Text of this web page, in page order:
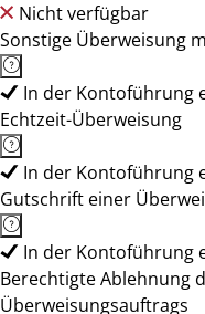
Nicht verfügbar
Sonstige Überweisung
In der Kontoführung
Echtzeit-Überweisung
In der Kontoführung
Gutschrift einer
In der Kontoführung
Berechtigte Ablehnung
Überweisungsauftrags